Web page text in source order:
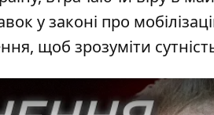
у законі про
щоб зрозуміти